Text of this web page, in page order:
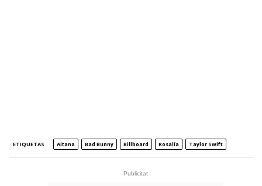
ETIQUETAS Aitana Bad Bunny Billboard Rosalía Taylor Swift
- Publicitat -